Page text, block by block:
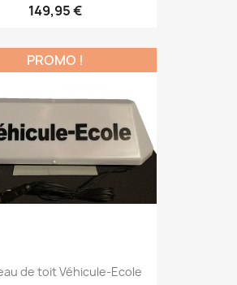
149,95 €
de toit Véhicule-Ecole
PROMO !